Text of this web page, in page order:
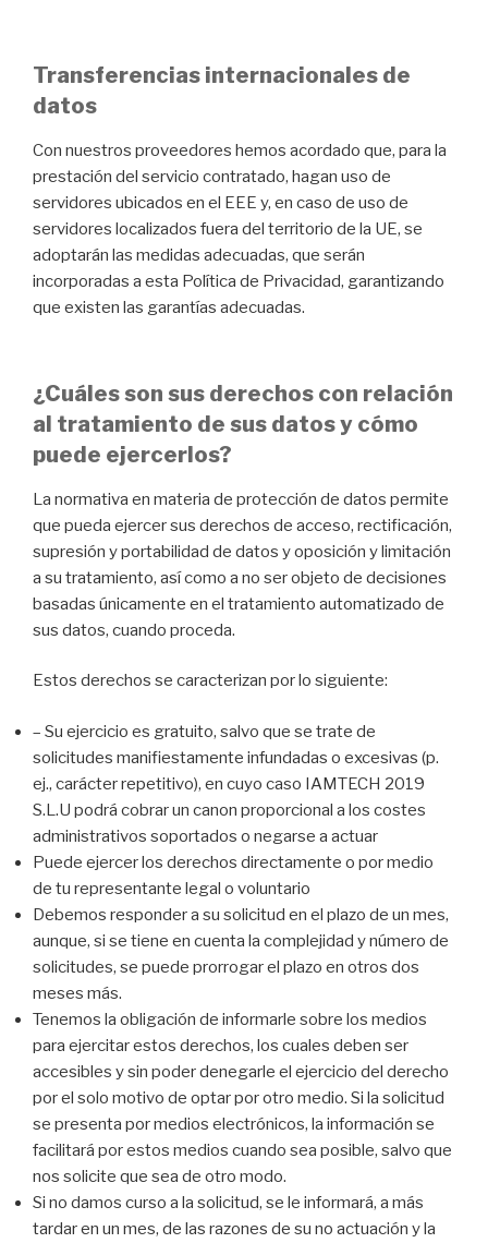
Transferencias internacionales de
datos
Con nuestros proveedores hemos acordado que, para la
prestación del servicio contratado, hagan uso de
servidores ubicados en el EEE y, en caso de uso de
servidores localizados fuera del territorio de la UE, se
adoptarán las medidas adecuadas, que serán
incorporadas a esta Política de Privacidad, garantizando
que existen las garantías adecuadas.
¿Cuáles son sus derechos con relación
al tratamiento de sus datos y cómo
puede ejercerlos?
La normativa en materia de protección de datos permite
que pueda ejercer sus derechos de acceso, rectificación,
supresión y portabilidad de datos y oposición y limitación
a su tratamiento, así como a no ser objeto de decisiones
basadas únicamente en el tratamiento automatizado de
sus datos, cuando proceda.
Estos derechos se caracterizan por lo siguiente:
– Su ejercicio es gratuito, salvo que se trate de
solicitudes manifiestamente infundadas o excesivas (p.
ej., carácter repetitivo), en cuyo caso IAMTECH 2019
S.L.U podrá cobrar un canon proporcional a los costes
administrativos soportados o negarse a actuar
Puede ejercer los derechos directamente o por medio
de tu representante legal o voluntario
Debemos responder a su solicitud en el plazo de un mes,
aunque, si se tiene en cuenta la complejidad y número de
solicitudes, se puede prorrogar el plazo en otros dos
meses más.
Tenemos la obligación de informarle sobre los medios
para ejercitar estos derechos, los cuales deben ser
accesibles y sin poder denegarle el ejercicio del derecho
por el solo motivo de optar por otro medio. Si la solicitud
se presenta por medios electrónicos, la información se
facilitará por estos medios cuando sea posible, salvo que
nos solicite que sea de otro modo.
Si no damos curso a la solicitud, se le informará, a más
tardar en un mes, de las razones de su no actuación y la